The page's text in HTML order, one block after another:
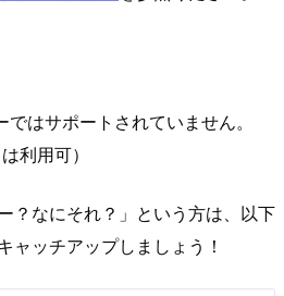
はサポートされていません。
利用可）
？なにそれ？」という方は、以下
ャッチアップしましょう！